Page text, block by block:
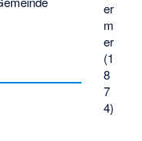
er
m
er
(1
8
7
4)